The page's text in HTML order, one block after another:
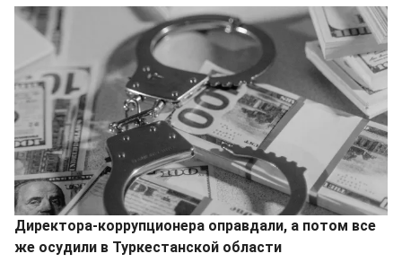
Директора-коррупционера оправдали, а потом все
же осудили в Туркестанской области